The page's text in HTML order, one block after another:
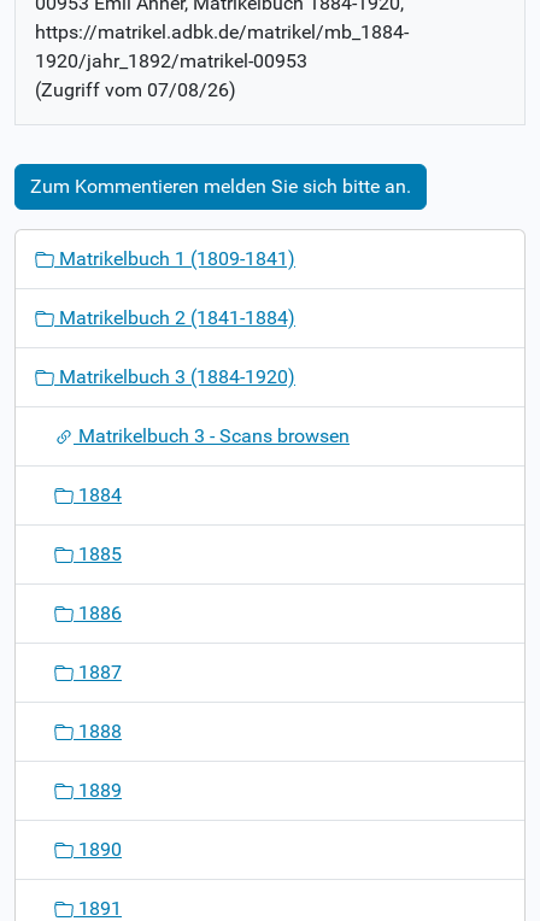
https://matrikel.adbk.de/matrikel/mb_1884-
1920/jahr_1892/matrikel-00953
(Zugriff vom 07/08/26)
Zum Kommentieren melden Sie sich bitte an.
o
Matrikelbuch 1 (1809-1841)
Matrikelbuch 2 (1841-1884)
Matrikelbuch 3 (1884-1920)
Matrikelbuch 3 - Scans browsen
1884
1885
1886
1887
1888
1889
1890
1891